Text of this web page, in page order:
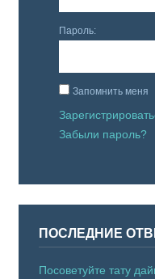
Пароль:
Запомнить меня
Забыли пароль?
ПОСЛЕДНИЕ
Посоветуйте тату